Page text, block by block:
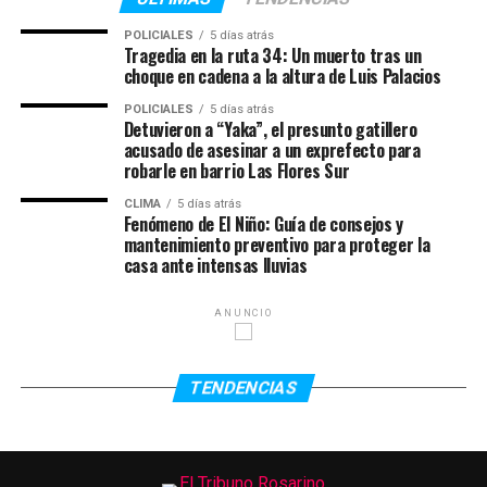
TEMAS RELACIONADOS:
El municipio inició los operativos de prevención del
ANTERIOR
Volver al cole y al deporte: se presentó el programa
«Puentes de Inclusión»
para los familiares de Serena mientras permanezcan en
el país oceánico realizando las gestiones
correspondientes.
El accidente ocurrió el jueves pasado por la noche,
cuando un micro turístico que trasladaba a más de 30
pasajeros chocó contra otro vehículo y terminó
volcando en una ruta del noreste australiano. Las
autoridades locales calificaron la escena como
“catastrófica” y confirmaron que hubo varios heridos
además de la víctima fatal argentina.
Serena había sido trasladada con vida a un centro
médico luego del impacto, pero falleció poco después
debido a la gravedad de las lesiones sufridas. Su amiga
Valentina continúa internada bajo observación médica y
La joven era oriunda de Rosario y había desarrollado una
POLICIALES 5 días atrás
Tragedia en la ruta 34: Un muerto tras un
choque en cadena a la altura de Luis Palacios
POLICIALES 5 días atrás
Detuvieron a “Yaka”, el presunto gatillero
acusado de asesinar a un exprefecto para
robarle en barrio Las Flores Sur
CLIMA 5 días atrás
Fenómeno de El Niño: Guía de consejos y
mantenimiento preventivo para proteger la
casa ante intensas lluvias
ANUNCIO
TENDENCIAS